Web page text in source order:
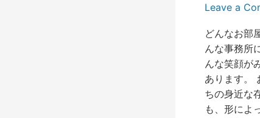
Leave a
どんなお部
んな事務所
んな笑顔が
あります。
ちの身近な
も、形によ
米
福
岡
お
し
ゃ
れ